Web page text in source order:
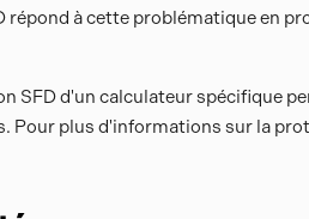
répond à cette problématique en
d'un calculateur spécifique
plus d'informations sur la